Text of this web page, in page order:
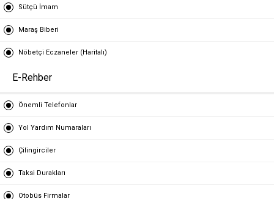
Sütçü İmam
Maraş Biberi
Nöbetçi Eczaneler (Haritalı)
E-Rehber
Önemli Telefonlar
Yol Yardım Numaraları
Çilingirciler
Taksi Durakları
Otobüs Firmalar